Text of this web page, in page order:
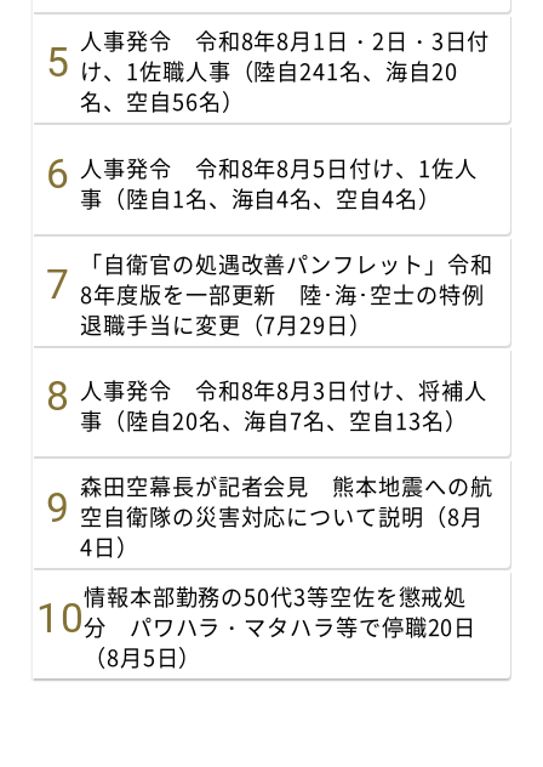
人事発令 令和8年8月1日・2日・3日付
け、1佐職人事（陸自241名、海自20
名、空自56名）
人事発令 令和8年8月5日付け、1佐人
事（陸自1名、海自4名、空自4名）
「自衛官の処遇改善パンフレット」令和
8年度版を一部更新 陸･海･空士の特例
退職手当に変更（7月29日）
人事発令 令和8年8月3日付け、将補人
事（陸自20名、海自7名、空自13名）
森田空幕長が記者会見 熊本地震への航
空自衛隊の災害対応について説明（8月
4日）
情報本部勤務の50代3等空佐を懲戒処
分 パワハラ・マタハラ等で停職20日
（8月5日）